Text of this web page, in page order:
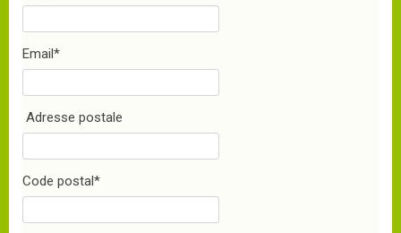
Email*
Adresse postale
Code postal*